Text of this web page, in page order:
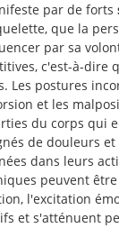
par de forts
que la
par sa
c'est-à-dire
Les postures
et les
du corps qui
de douleurs
dans leurs
peuvent
l'excitation
et s'atténuent